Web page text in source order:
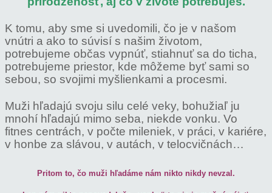
K tomu, aby sme si uvedomili, čo je v našom
vnútri a ako to súvisí s našim životom,
potrebujeme občas vypnúť, stiahnuť sa do ticha,
potrebujeme priestor, kde môžeme byť sami so
sebou, so svojimi myšlienkami a procesmi.
Muži hľadajú svoju silu celé veky, bohužiaľ ju
mnohí hľadajú mimo seba, niekde vonku. Vo
fitnes centrách, v počte mileniek, v práci, v kariére,
v honbe za slávou, v autách, v telocvičnách…
Pritom to, čo muži hľadáme nám nikto nikdy nevzal.